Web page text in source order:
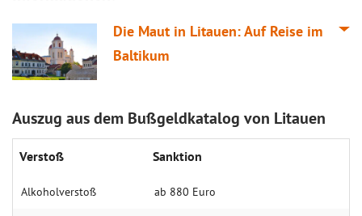
Die Maut in Litauen: Auf Reise im
Baltikum
Auszug aus dem Bußgeldkatalog von Litauen
Verstoß Sanktion
Alkoholverstoß ab 880 Euro